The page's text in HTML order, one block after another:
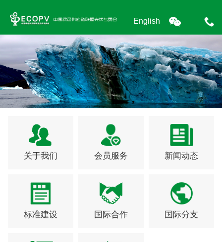
English
关于我们 会员服务 新闻动态
标准建设 国际合作 国际分支